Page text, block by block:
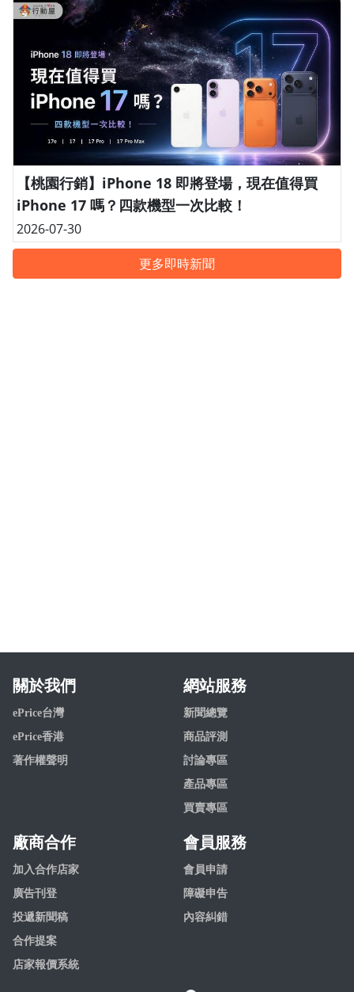
【桃園行銷】iPhone 18 即將登場，現在值得買
iPhone 17 嗎？四款機型一次比較！
2026-07-30
更多即時新聞
關於我們
ePrice台灣
ePrice香港
著作權聲明
網站服務
新聞總覽
商品評測
討論專區
產品專區
買賣專區
廠商合作
加入合作店家
廣告刊登
投遞新聞稿
合作提案
店家報價系統
會員服務
會員申請
障礙申告
內容糾錯